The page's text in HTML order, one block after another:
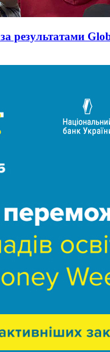
результатами